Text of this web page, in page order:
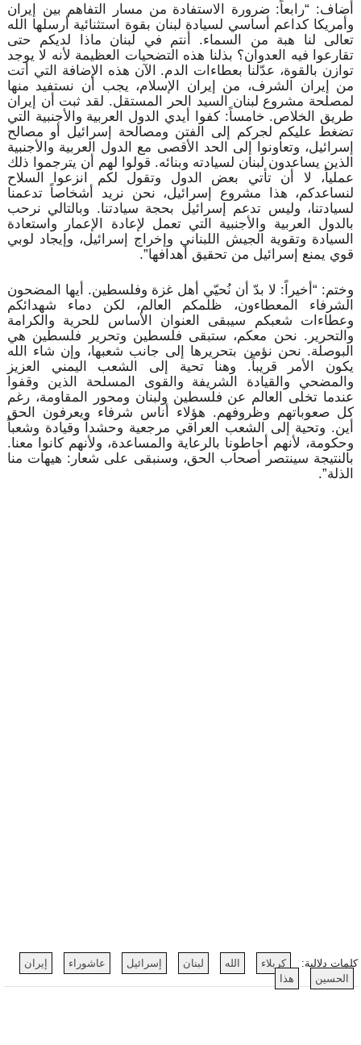
أضاف: “رابعاً: ضرورة الاستفادة من مسار التفاهم بين إيران
وأمريكا كداعم أساسي لسيادة لبنان بقوة استثنائية أرسلها الله
تعالى لنا هبة من السماء. أنتم في لبنان ماذا لديكم حتى
تقارعوا فيه العدوان؟ بذلنا هذه التضحيات العظيمة لأنه لا يوجد
توازن بالقوة، عدّلنا بعطاءات الدم. الآن هذه الإضافة التي أتت
من إيران الشرف، من إيران الإسلام، يجب أن نستفيد منها
لمصلحة مشروع لبنان السيد الحر المستقل. لقد ثبت أن إيران
طريق الخلاص. خامساً: كفوا أيدي الدول العربية والأجنبية التي
تضغط عليكم لجركم إلى الفتن ومصالحة إسرائيل أو مصالح
إسرائيل، وتعاونوا إلى الحد الأقصى مع الدول العربية والأجنبية
الذين يساعدون لبنان لسيادته وبنائه. قولوا لهم أن يترجموا ذلك
عملياً، لا أن تأتي بعض الدول وتقول لكم انزعوا السلاح
لنساعدكم، هذا مشروع إسرائيل، نحن نريد أشخاصاً تدعمنا
لسيادتنا، وليس تدعم إسرائيل بحجة سيادتنا. وبالتالي نرحب
بالدول العربية والأجنبية التي تعمل لإعادة الإعمار واستعادة
السيادة وتقوية الجيش اللبناني وإخراج إسرائيل، وإيجاد لوبي
قوي يمنع إسرائيل من تحقيق أهدافها”.
وختم: “أخيراً: لا بدّ أن نُحيّي أهل غزة وفلسطين. أيها المضحون
الشرفاء المعطاءون، ظلمكم العالم، لكن دماء شهدائكم
وعطاءات شعبكم سيبقى العنوان الأساس للحرية والكرامة
والتحرير. نحن معكم، ستبقى فلسطين وتحرير فلسطين هي
البوصلة. نحن نؤمن بتحريرها إلى جانب شعبها، وإن شاء الله
يكون الأمر قريباً. وهنا تحية إلى الشعب اليمني العزيز
والمضحي والقيادة الشريفة والقوى المسلحة الذين وقفوا
عندما تخلى العالم عن فلسطين ولبنان ومحور المقاومة، رغم
كل صعوباتهم وظروفهم. هؤلاء أناس شرفاء ويعرفون الحق
أين. وتحية إلى الشعب العراقي مرجعية وحشداً وقيادة وشعباً
وحكومة، لأنهم أحاطونا بالرعاية والمساعدة، ولأنهم كانوا معنا.
بالنتيجة سينتصر أصحاب الحق، وسنبقى على شعار: هيهات منا
الذلة”.
كلمات دلالية: كربلاء الله لبنان إسرائيل عاشوراء
إيران
الحسين
هذا